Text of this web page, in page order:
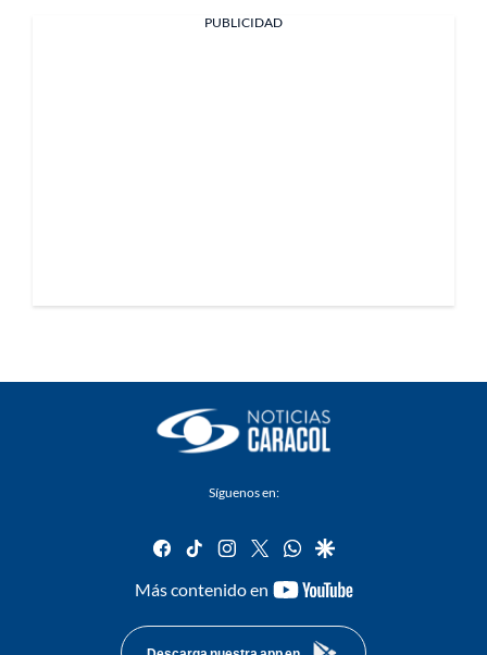
PUBLICIDAD
Síguenos en:
facebook
tiktok instagram
twitterwhatsapp
google
Más contenido en
youtube-